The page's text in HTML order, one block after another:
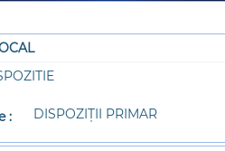
: DISPOZIȚII PRIMAR